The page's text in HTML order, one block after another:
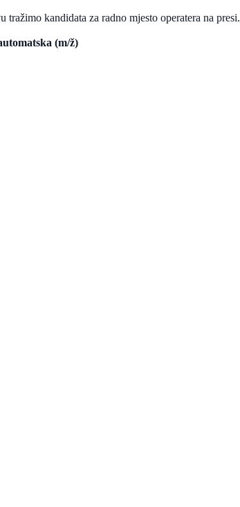
kandidata za radno mjesto operatera na presi.
(m/ž)